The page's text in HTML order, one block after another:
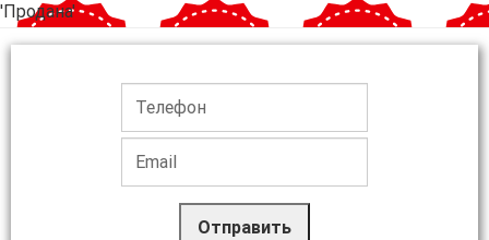
'Продана'
Отправить